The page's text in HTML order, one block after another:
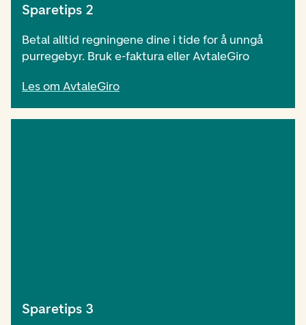
Sparetips 2
Betal alltid regningene dine i tide for å unngå
purregebyr. Bruk e-faktura eller AvtaleGiro
Les om AvtaleGiro
Sparetips 3